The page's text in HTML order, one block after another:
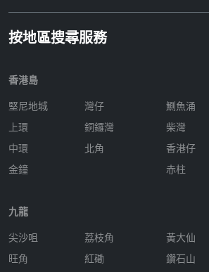
按地區搜尋服務
香港島
堅尼地城
上環
中環
金鐘
灣仔
銅鑼灣
北角
鰂魚涌
柴灣
香港仔
赤柱
九龍
尖沙咀
旺角
荔枝角
紅磡
黃大仙
鑽石山